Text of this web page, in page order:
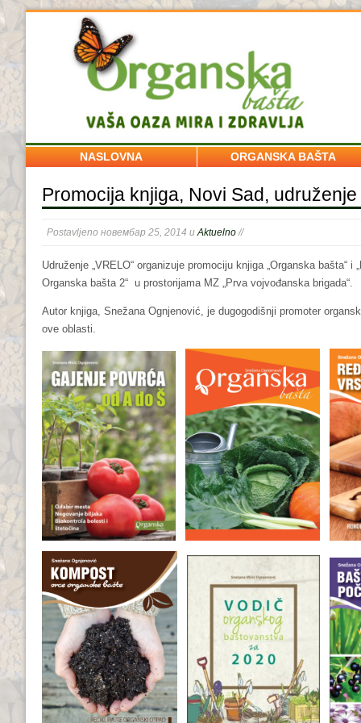
NASLOVNA ORGANSKA BAŠTA
Promocija knjiga, Novi Sad, udruženje
Postavljeno новембар 25, 2014 u Aktuelno //
Udruženje „VRELO“ organizuje promociju knjiga „Organska bašta“
Organska bašta 2“ u prostorijama MZ „Prva vojvođanska brigada“.
Autor knjiga, Snežana Ognjenović, je dugogodišnji promoter
ove oblasti.